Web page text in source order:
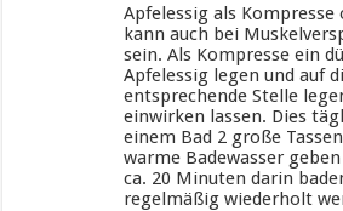
Apfelessig als Kompresse
kann auch bei
sein. Als Kompresse ein
Apfelessig legen und auf
entsprechende Stelle
einwirken lassen. Dies
einem Bad 2 große
warme Badewasser
ca. 20 Minuten darin
regelmäßig wiederholt